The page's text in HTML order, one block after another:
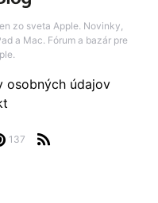
zo sveta Apple. Novinky,
a Mac. Fórum a bazár pre
137
osobných údajov